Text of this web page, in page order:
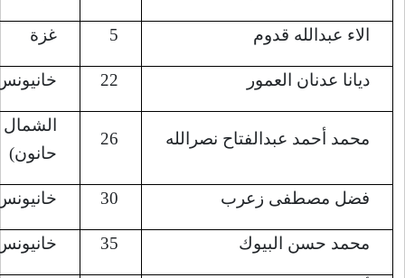
5 غزة 8/5/2022
22 خانيونس 8/5/2022
26
حانون)
8/5/2022
30 خانيونس 8/5/2022
35 خانيونس 8/5/2022